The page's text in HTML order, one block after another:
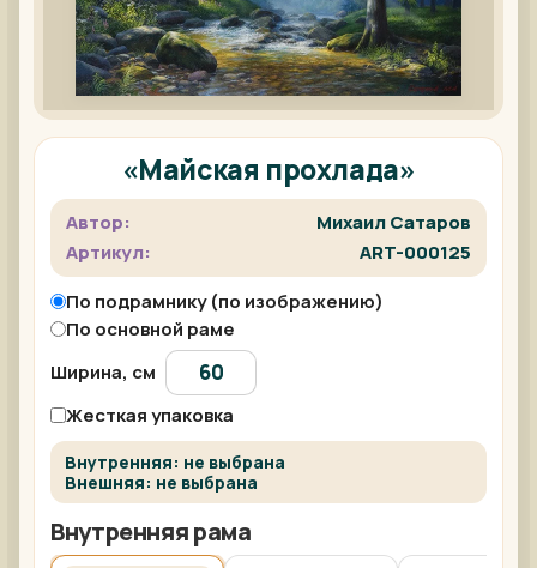
«Майская прохлада»
Автор:
Михаил Сатаров
Артикул:
ART-000125
По подрамнику (по изображению)
По основной раме
Ширина, см
Жесткая упаковка
Внутренняя: не выбрана
Внешняя: не выбрана
Внутренняя рама